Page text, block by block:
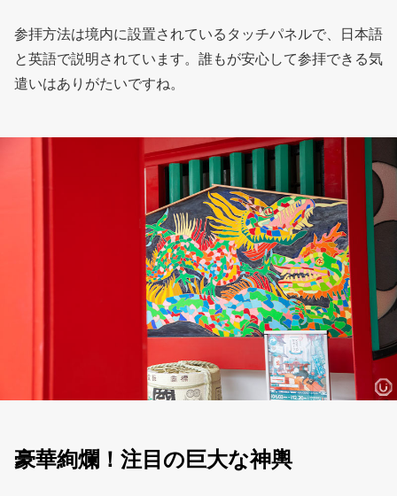
参拝方法は境内に設置されているタッチパネルで、日本語
と英語で説明されています。誰もが安心して参拝できる気
遣いはありがたいですね。
豪華絢爛！注目の巨大な神輿